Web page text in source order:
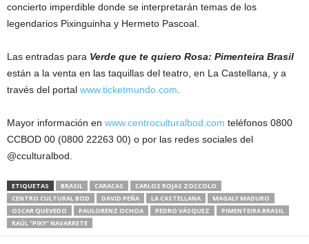
concierto imperdible donde se interpretarán temas de los
legendarios Pixinguinha y Hermeto Pascoal.
Las entradas para Verde que te quiero Rosa: Pimenteira Brasil
están a la venta en las taquillas del teatro, en La Castellana, y a
través del portal www.ticketmundo.com
Mayor información en www.centroculturalbod.com teléfonos 0800
CCBOD 00 (0800 22263 00) o por las redes sociales del
@cculturalbod.
ETIQUETAS BRASIL CARACAS
CARLOS ROJAS ZOCCOLO
CENTRO CULTURAL BOD
DAVID PEÑA LA CASTELLANA
MAGALY MADURO
OSCAR QUEVEDO
PAULORENZ OCHOA PEDRO VÁSQUEZ
PIMENTEIRA BRASIL
RAÚL "PIKY" NAVARRETE